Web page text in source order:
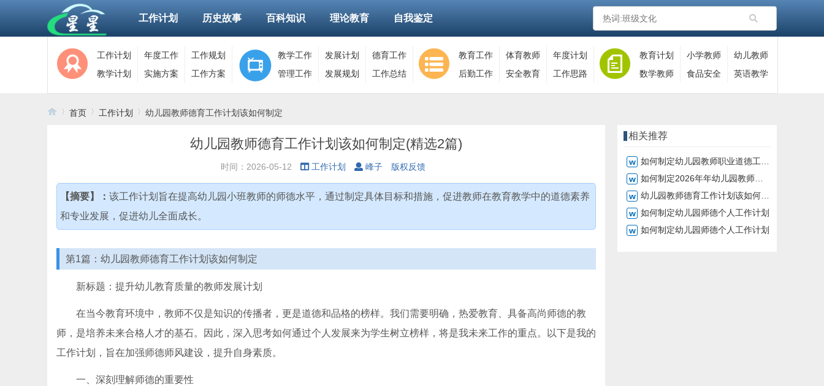
工作计划 历史故事 百科知识 理论教育 自我鉴定
工作计划 年度工作
工作规划
教学计划
实施方案 工作方案
教学工作 发展计划
德育工作
管理工作
发展规划 工作总结
教育工作 体育教师
年度计划
后勤工作
安全教育 工作思路
教育计划 小学教师
幼儿教师
数学教师
食品安全 英语教学
首页 工作计划 幼儿园教师德育工作计划该如何制定
幼儿园教师德育工作计划该如何制定(精选2篇)
时间：2026-05-12 工作计划 峰子 版权反馈
【摘要】： 该工作计划旨在提高幼儿园小班教师的师德水平，通过制定具体目标和措施，促进教师在教育教学中的道德素养
和专业发展，促进幼儿全面成长。
第1篇：幼儿园教师德育工作计划该如何制定
新标题：提升幼儿教育质量的教师发展计划
在当今教育环境中，教师不仅是知识的传播者，更是道德和品格的榜样。我们需要明确，热爱教育、具备高尚师德的教
师，是培养未来合格人才的基石。因此，深入思考如何通过个人发展来为学生树立榜样，将是我未来工作的重点。以下是我的
工作计划，旨在加强师德师风建设，提升自身素质。
一、深刻理解师德的重要性
相关推荐
如何制定幼儿园教师职业道德工作计划
如何制定2026年年幼儿园教师道德工作计划
幼儿园教师德育工作计划该如何制定
如何制定幼儿园师德个人工作计划
如何制定幼儿园师德个人工作计划